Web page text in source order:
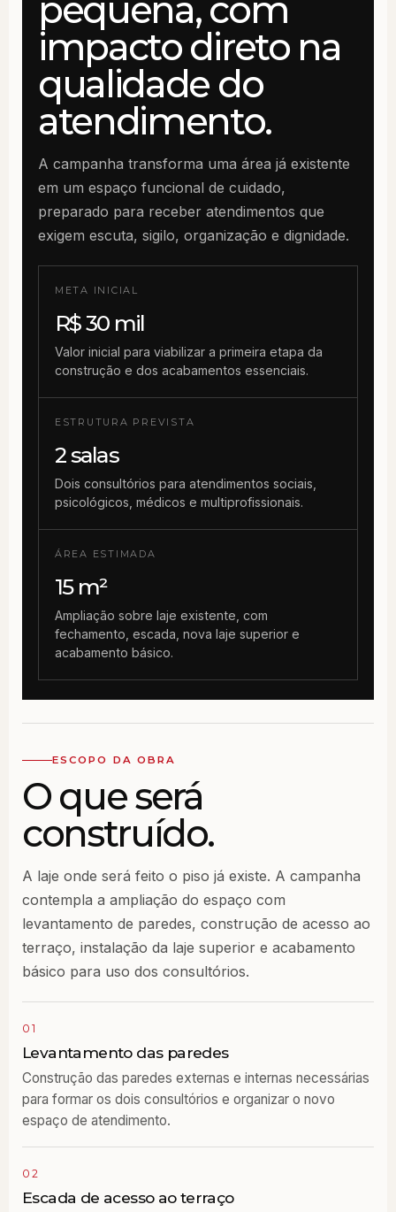
pequena, com
impacto direto na
qualidade do
atendimento.
A campanha transforma uma área já existente
em um espaço funcional de cuidado,
preparado para receber atendimentos que
exigem escuta, sigilo, organização e dignidade.
META INICIAL
R$ 30 mil
Valor inicial para viabilizar a primeira etapa da
construção e dos acabamentos essenciais.
ESTRUTURA PREVISTA
2 salas
Dois consultórios para atendimentos sociais,
psicológicos, médicos e multiprofissionais.
ÁREA ESTIMADA
15 m²
Ampliação sobre laje existente, com
fechamento, escada, nova laje superior e
acabamento básico.
ESCOPO DA OBRA
O que será
construído.
A laje onde será feito o piso já existe. A campanha
contempla a ampliação do espaço com
levantamento de paredes, construção de acesso ao
terraço, instalação da laje superior e acabamento
básico para uso dos consultórios.
01
Levantamento das paredes
Construção das paredes externas e internas necessárias
para formar os dois consultórios e organizar o novo
espaço de atendimento.
02
Escada de acesso ao terraço